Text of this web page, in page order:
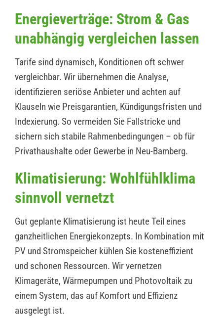
Energieverträge: Strom & Gas
unabhängig vergleichen lassen
Tarife sind dynamisch, Konditionen oft schwer
vergleichbar. Wir übernehmen die Analyse,
identifizieren seriöse Anbieter und achten auf
Klauseln wie Preisgarantien, Kündigungsfristen und
Indexierung. So vermeiden Sie Fallstricke und
sichern sich stabile Rahmenbedingungen – ob für
Privathaushalte oder Gewerbe in Neu-Bamberg.
Klimatisierung: Wohlfühlklima
sinnvoll vernetzt
Gut geplante Klimatisierung ist heute Teil eines
ganzheitlichen Energiekonzepts. In Kombination mit
PV und Stromspeicher kühlen Sie kosteneffizient
und schonen Ressourcen. Wir vernetzen
Klimageräte, Wärmepumpen und Photovoltaik zu
einem System, das auf Komfort und Effizienz
ausgelegt ist.